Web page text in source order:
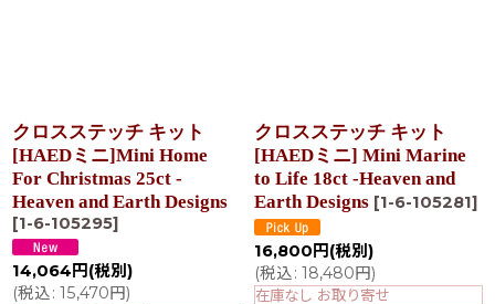
クロスステッチ キット
[HAEDミニ]Mini Home
For Christmas 25ct -
Heaven and Earth Designs
[1-6-105295]
14,064 円 (税別)
(税込: 15,470円)
クロスステッチ キット
[HAEDミニ] Mini Marine
to Life 18ct -Heaven and
Earth Designs [1-6-105281]
16,800 円 (税別)
(税込: 18,480円)
在庫なし お取り寄せ